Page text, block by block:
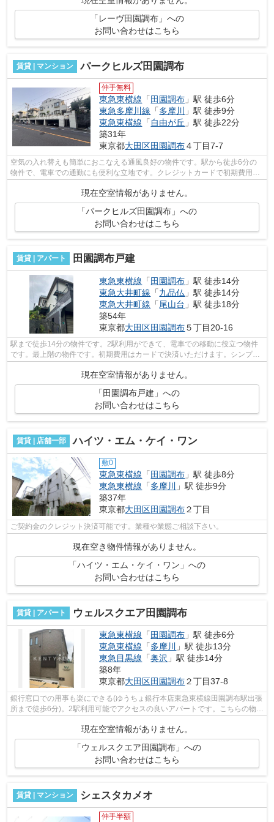
「レーヴ田園調布」への
お問い合わせはこちら
賃貸 | マンション パークヒルズ田園調布
仲手無料
東急東横線 「 田園調布 」駅 徒歩6分
東急多摩川線 「多摩川
」駅 徒歩9分
東急東横線 「 自由が丘 」駅 徒歩22分
築31年
東京都大田区田園調布４丁目7-7
空気の入れ替えも簡単におこなえる通風良好の物件です。駅から徒歩6分の
物件で、電車での通勤にも便利な立地です。クレジットカードで初期費用を
お支払いいただける物件です。こちらの...
現在空室情報がありません。
「パークヒルズ田園調布」への
お問い合わせはこちら
賃貸 | アパート 田園調布戸建
東急東横線 「 田園調布 」駅 徒歩14分
東急大井町線 「九品仏 」駅 徒歩14分
東急大井町線 「尾山台 」駅 徒歩18分
築54年
東京都大田区田園調布５丁目20-16
駅まで徒歩14分の物件です。2駅利用ができて、電車での移動に役立つ物件
です。最上階の物件です。初期費用はカードで決済いただけます。シンプル
現在空室情報がありません。
「田園調布戸建」への
お問い合わせはこちら
賃貸 | 店舗一部 ハイツ・エム・ケイ・ワン
敷0
東急東横線 「 田園調布 」駅 徒歩8分
東急東横線 「多摩川
」駅 徒歩9分
築37年
東京都大田区田園調布２丁目
ご契約金のクレジット決済可能です。業種や業態ご相談下さい。
現在空き物件情報がありません。
「ハイツ・エム・ケイ・ワン」への
お問い合わせはこちら
賃貸 | アパート ウェルスクエア田園調布
東急東横線 「 田園調布 」駅 徒歩6分
東急東横線 「多摩川
」駅 徒歩13分
東急目黒線 「奥沢 」駅 徒歩14分
築8年
東京都大田区田園調布２丁目37-8
銀行窓口での用事も楽にできる(ゆうちょ銀行本店東急東横線田園調布駅出張
所まで徒歩6分)。2駅利用可能でアクセスの良いアパートです。こちらの物件
現在空室情報がありません。
「ウェルスクエア田園調布」への
お問い合わせはこちら
賃貸 | マンション シェスタカメオ
仲手半額